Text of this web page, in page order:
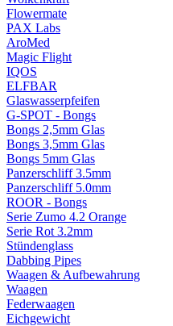
Flowermate
PAX Labs
AroMed
Magic Flight
IQOS
ELFBAR
Glaswasserpfeifen
G-SPOT - Bongs
Bongs 2,5mm Glas
Bongs 3,5mm Glas
Bongs 5mm Glas
Panzerschliff 3.5mm
Panzerschliff 5.0mm
ROOR - Bongs
Serie Zumo 4.2 Orange
Serie Rot 3.2mm
Stündenglass
Dabbing Pipes
Waagen & Aufbewahrung
Waagen
Federwaagen
Eichgewicht